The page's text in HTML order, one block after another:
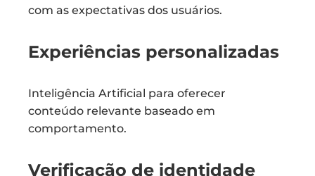
com as expectativas dos usuários.
Experiências personalizadas
Inteligência Artificial para oferecer
conteúdo relevante baseado em
comportamento.
Verificação de identidade